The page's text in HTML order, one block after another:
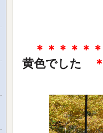
＊＊＊＊＊
黄色でした